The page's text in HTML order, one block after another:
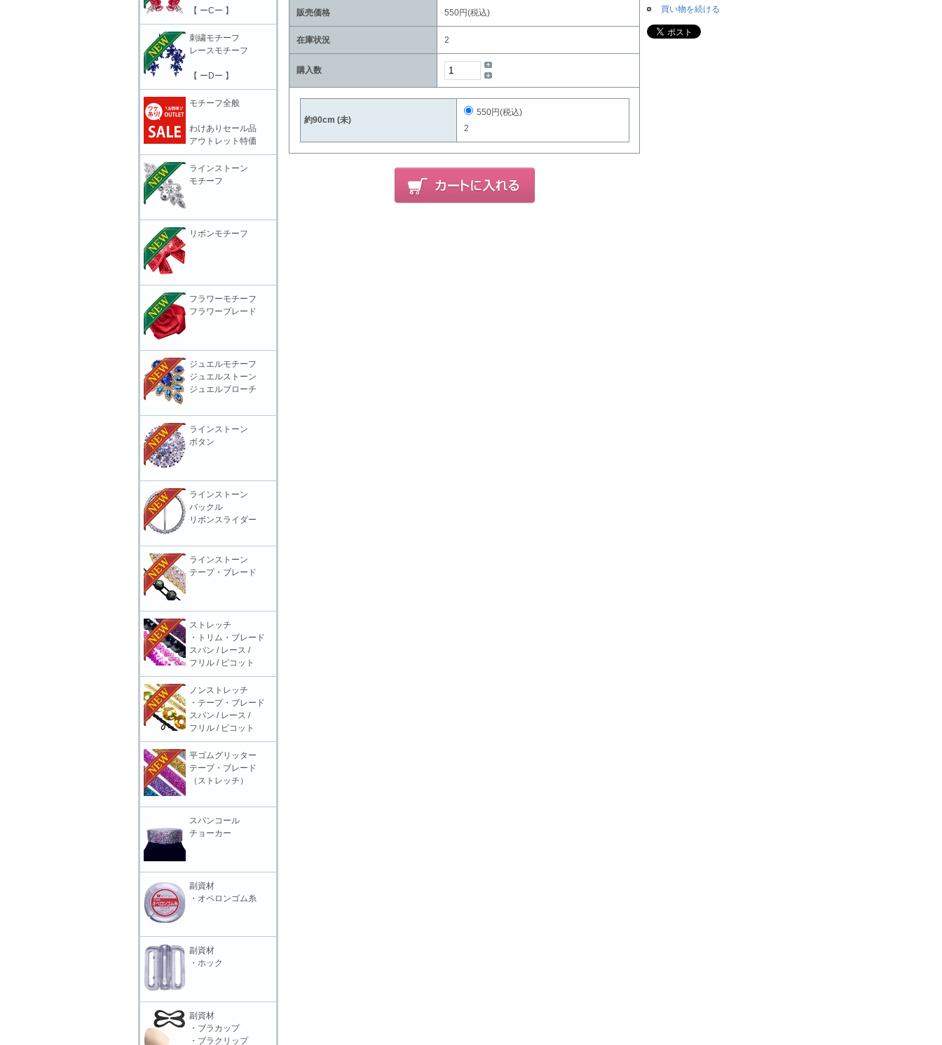
販売価格 550円(税込)
在庫状況 2
購入数
約90cm (未)
550円(税込)
2
買い物を続ける
【 ーCー 】
刺繍モチーフ
レースモチーフ
【 ーDー 】
モチーフ全般
わけありセール品
アウトレット特価
ラインストーン
モチーフ
リボンモチーフ
フラワーモチーフ
フラワーブレード
ジュエルモチーフ
ジュエルストーン
ジュエルブローチ
ラインストーン
ボタン
ラインストーン
バックル
リボンスライダー
ラインストーン
テープ・ブレード
ストレッチ
・トリム・ブレード
スパン / レース /
フリル / ピコット
ノンストレッチ
・テープ・ブレード
スパン / レース /
フリル / ピコット
平ゴムグリッター
テープ・ブレード
（ストレッチ）
スパンコール
チョーカー
副資材
・オペロンゴム糸
副資材
・ホック
副資材
・ブラカップ
・ブラクリップ